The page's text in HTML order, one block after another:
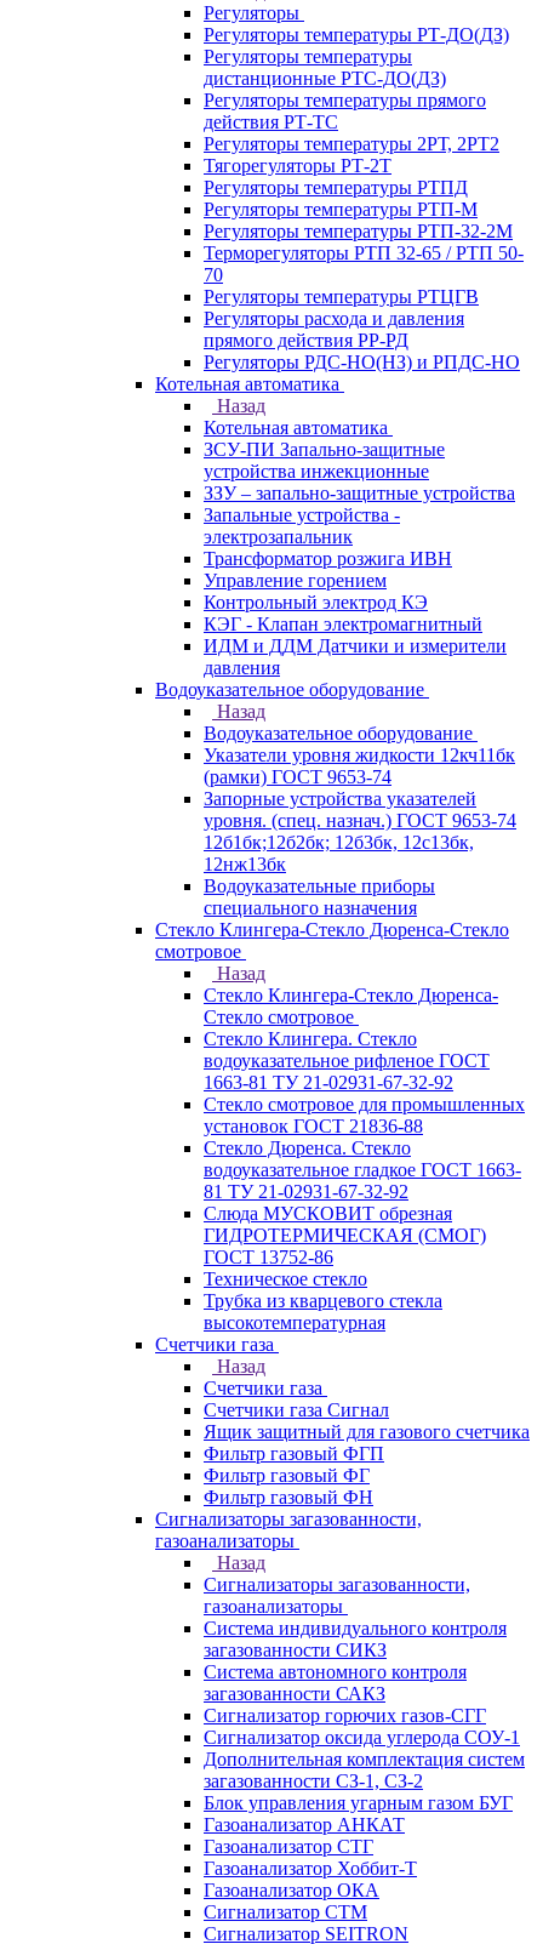
Регуляторы
Регуляторы температуры РТ-ДО(ДЗ)
Регуляторы температуры
дистанционные РТС-ДО(ДЗ)
Регуляторы температуры прямого
действия РТ-ТС
Регуляторы температуры 2РТ, 2РT2
Тягорегуляторы РТ-2Т
Регуляторы температуры РТПД
Регуляторы температуры РТП-M
Регуляторы температуры РТП-32-2М
Терморегуляторы РТП 32-65 / РТП 50-
70
Регуляторы температуры РТЦГВ
Регуляторы расхода и давления
прямого действия РР-РД
Регуляторы РДС-НО(НЗ) и РПДС-НО
Котельная автоматика
Назад
Котельная автоматика
ЗСУ-ПИ Запально-защитные
устройства инжекционные
ЗЗУ – запально-защитные устройства
Запальные устройства -
электрозапальник
Трансформатор розжига ИВН
Управление горением
Контрольный электрод КЭ
КЭГ - Клапан электромагнитный
ИДМ и ДДМ Датчики и измерители
давления
Водоуказательное оборудование
Назад
Водоуказательное оборудование
Указатели уровня жидкости 12кч11бк
(рамки) ГОСТ 9653-74
Запорные устройства указателей
уровня. (спец. назнач.) ГОСТ 9653-74
12б1бк;12б2бк; 12б3бк, 12с13бк,
12нж13бк
Водоуказательные приборы
специального назначения
Стекло Клингера-Стекло Дюренса-Стекло
смотровое
Назад
Стекло Клингера-Стекло Дюренса-
Стекло смотровое
Стекло Клингера. Стекло
водоуказательное рифленое ГОСТ
1663-81 ТУ 21-02931-67-32-92
Стекло смотровое для промышленных
установок ГОСТ 21836-88
Стекло Дюренса. Стекло
водоуказательное гладкое ГОСТ 1663-
81 ТУ 21-02931-67-32-92
Слюда МУСКОВИТ обрезная
ГИДРОТЕРМИЧЕСКАЯ (СМОГ)
ГОСТ 13752-86
Техническое стекло
Трубка из кварцевого стекла
высокотемпературная
Счетчики газа
Назад
Счетчики газа
Счетчики газа Сигнал
Ящик защитный для газового счетчика
Фильтр газовый ФГП
Фильтр газовый ФГ
Фильтр газовый ФН
Сигнализаторы загазованности,
газоанализаторы
Назад
Сигнализаторы загазованности,
газоанализаторы
Система индивидуального контроля
загазованности СИКЗ
Система автономного контроля
загазованности САКЗ
Сигнализатор горючих газов-СГГ
Сигнализатор оксида углерода СОУ-1
Дополнительная комплектация систем
загазованности СЗ-1, СЗ-2
Блок управления угарным газом БУГ
Газоанализатор АНКАТ
Газоанализатор СТГ
Газоанализатор Хоббит-Т
Газоанализатор ОКА
Сигнализатор СТМ
Сигнализатор SEITRON